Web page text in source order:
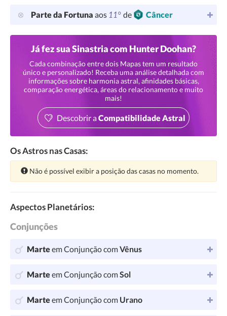
Parte da Fortuna aos 11° de Câncer
Já fez sua Sinastria com Hunter Doohan?
Cada combinação entre dois Mapas tem um resultado
único e personalizado! Receba uma análise detalhada com
informações sobre harmonia astral, afinidades básicas,
comparação energética, áreas do relacionamento e muito
mais!
Descobrir aCompatibilidade Astral
Os Astros nas Casas:
Atenção:
Não é possível exibir a posição das casas no momento.
Aspectos Planetários:
Conjunções
Marteem Conjunção comVênus
Marteem Conjunção comSol
Marteem Conjunção com Urano